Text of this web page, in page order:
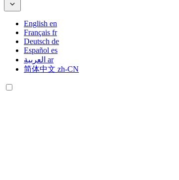
English en
Français fr
Deutsch de
Español es
العربية ar
简体中文 zh-CN